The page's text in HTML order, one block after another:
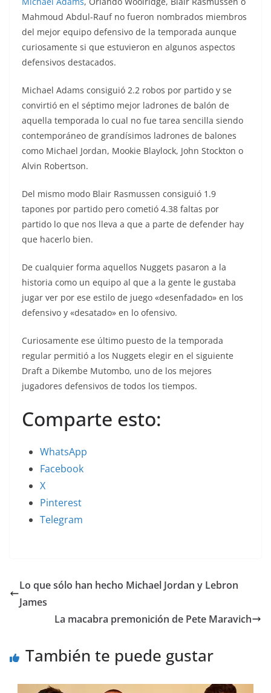
Mahmoud Abdul-Rauf no fueron nombrados miembros
del mejor equipo defensivo de la temporada aunque
curiosamente si que estuvieron en algunos aspectos
defensivos destacados.
Michael Adams consiguió 2.2 robos por partido y se
convirtió en el séptimo mejor ladrones de balón de
aquella temporada lo cual no fue tarea sencilla siendo
contemporáneo de grandísimos ladrones de balones
como Michael Jordan, Mookie Blaylock, John Stockton o
Alvin Robertson.
Del mismo modo Blair Rasmussen consiguió 1.9
tapones por partido pero cometió 4.38 faltas por
partido lo que nos lleva a que a parte de defender hay
que hacerlo bien.
De cualquier forma aquellos Nuggets pasaron a la
historia como un equipo al que a la gente le gustaba
jugar ver por ese estilo de juego «desenfadado» en los
defensivo y «desatado» en lo ofensivo.
Curiosamente ese último puesto de la temporada
regular permitió a los Nuggets elegir en el siguiente
Draft a Dikembe Mutombo, uno de los mejores
jugadores defensivos de todos los tiempos.
Comparte esto:
WhatsApp
Facebook
X
Pinterest
Telegram
Lo que sólo han hecho Michael Jordan y Lebron
James
La macabra premonición de Pete Maravich
También te puede gustar